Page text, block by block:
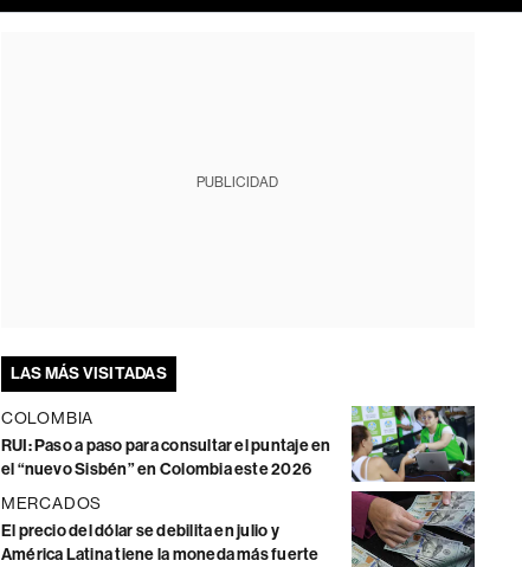
PUBLICIDAD
LAS MÁS VISITADAS
COLOMBIA
RUI: Paso a paso para consultar el puntaje en
el “nuevo Sisbén” en Colombia este 2026
MERCADOS
El precio del dólar se debilita en julio y
América Latina tiene la moneda más fuerte